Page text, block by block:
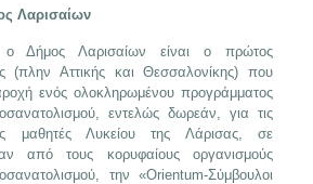
Λαρισαίων
ο Δήμος Λαρισαίων είναι ο πρώτος
(πλην Αττικής και Θεσσαλονίκης) που
ενός ολοκληρωμένου προγράμματος
εντελώς δωρεάν, για τις
μαθητές Λυκείου της Λάρισας, σε
από τους κορυφαίους οργανισμούς
την «Orientum-Σύμβουλοι